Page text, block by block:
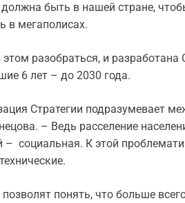
быть в нашей стране,
в мегаполисах.
разобраться, и разработана
6 лет – до 2030 года.
Стратегии подразумевает
– Ведь расселение
– социальная. К этой
понять, что больше